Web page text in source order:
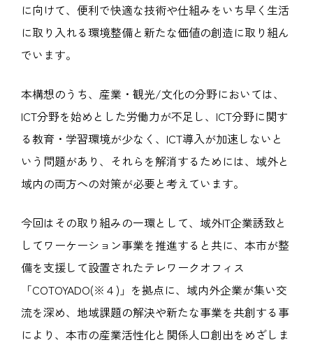
に向けて、便利で快適な技術や仕組みをいち早く生活
に取り入れる環境整備と新たな価値の創造に取り組ん
でいます。
本構想のうち、産業・観光/文化の分野においては、
ICT分野を始めとした労働力が不足し、ICT分野に関す
る教育・学習環境が少なく、ICT導入が加速しないと
いう問題があり、それらを解消するためには、域外と
域内の両方への対策が必要と考えています。
今回はその取り組みの一環として、域外IT企業誘致と
してワーケーション事業を推進すると共に、本市が整
備を支援して設置されたテレワークオフィス
「COTOYADO(※４)」を拠点に、域内外企業が集い交
流を深め、地域課題の解決や新たな事業を共創する事
により、本市の産業活性化と関係人口創出をめざしま